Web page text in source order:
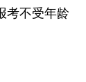
考不受年龄